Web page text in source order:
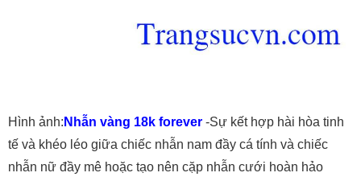
Hình ảnh: Nhẫn vàng 18k forever -Sự kết hợp hài hòa tinh
tế và khéo léo giữa chiếc nhẫn nam đầy cá tính và chiếc
nhẫn nữ đầy mê hoặc tạo nên cặp nhẫn cưới hoàn hảo